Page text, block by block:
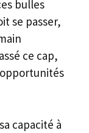
bulles
se passer,
ce cap,
capacité à